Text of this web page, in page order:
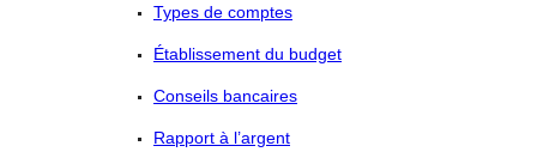
Types de comptes
Établissement du budget
Conseils bancaires
Rapport à l’argent